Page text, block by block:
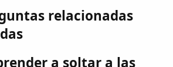
relacionadas
a soltar a las